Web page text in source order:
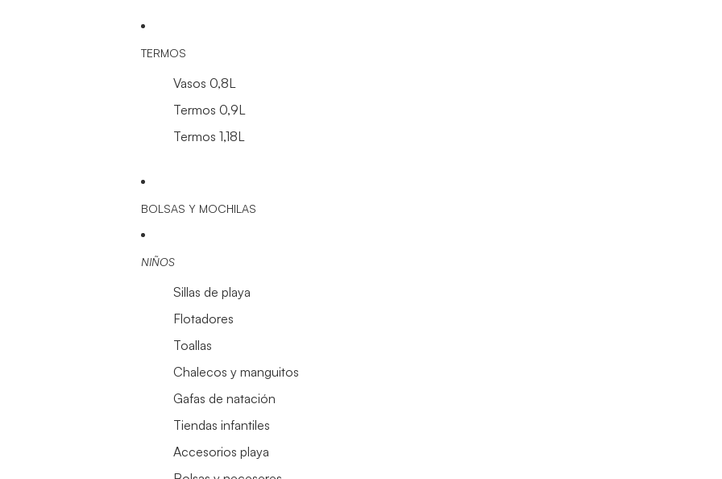
TERMOS
Vasos 0,8L
Termos 0,9L
Termos 1,18L
BOLSAS Y MOCHILAS
NIÑOS
Sillas de playa
Flotadores
Toallas
Chalecos y manguitos
Gafas de natación
Tiendas infantiles
Accesorios playa